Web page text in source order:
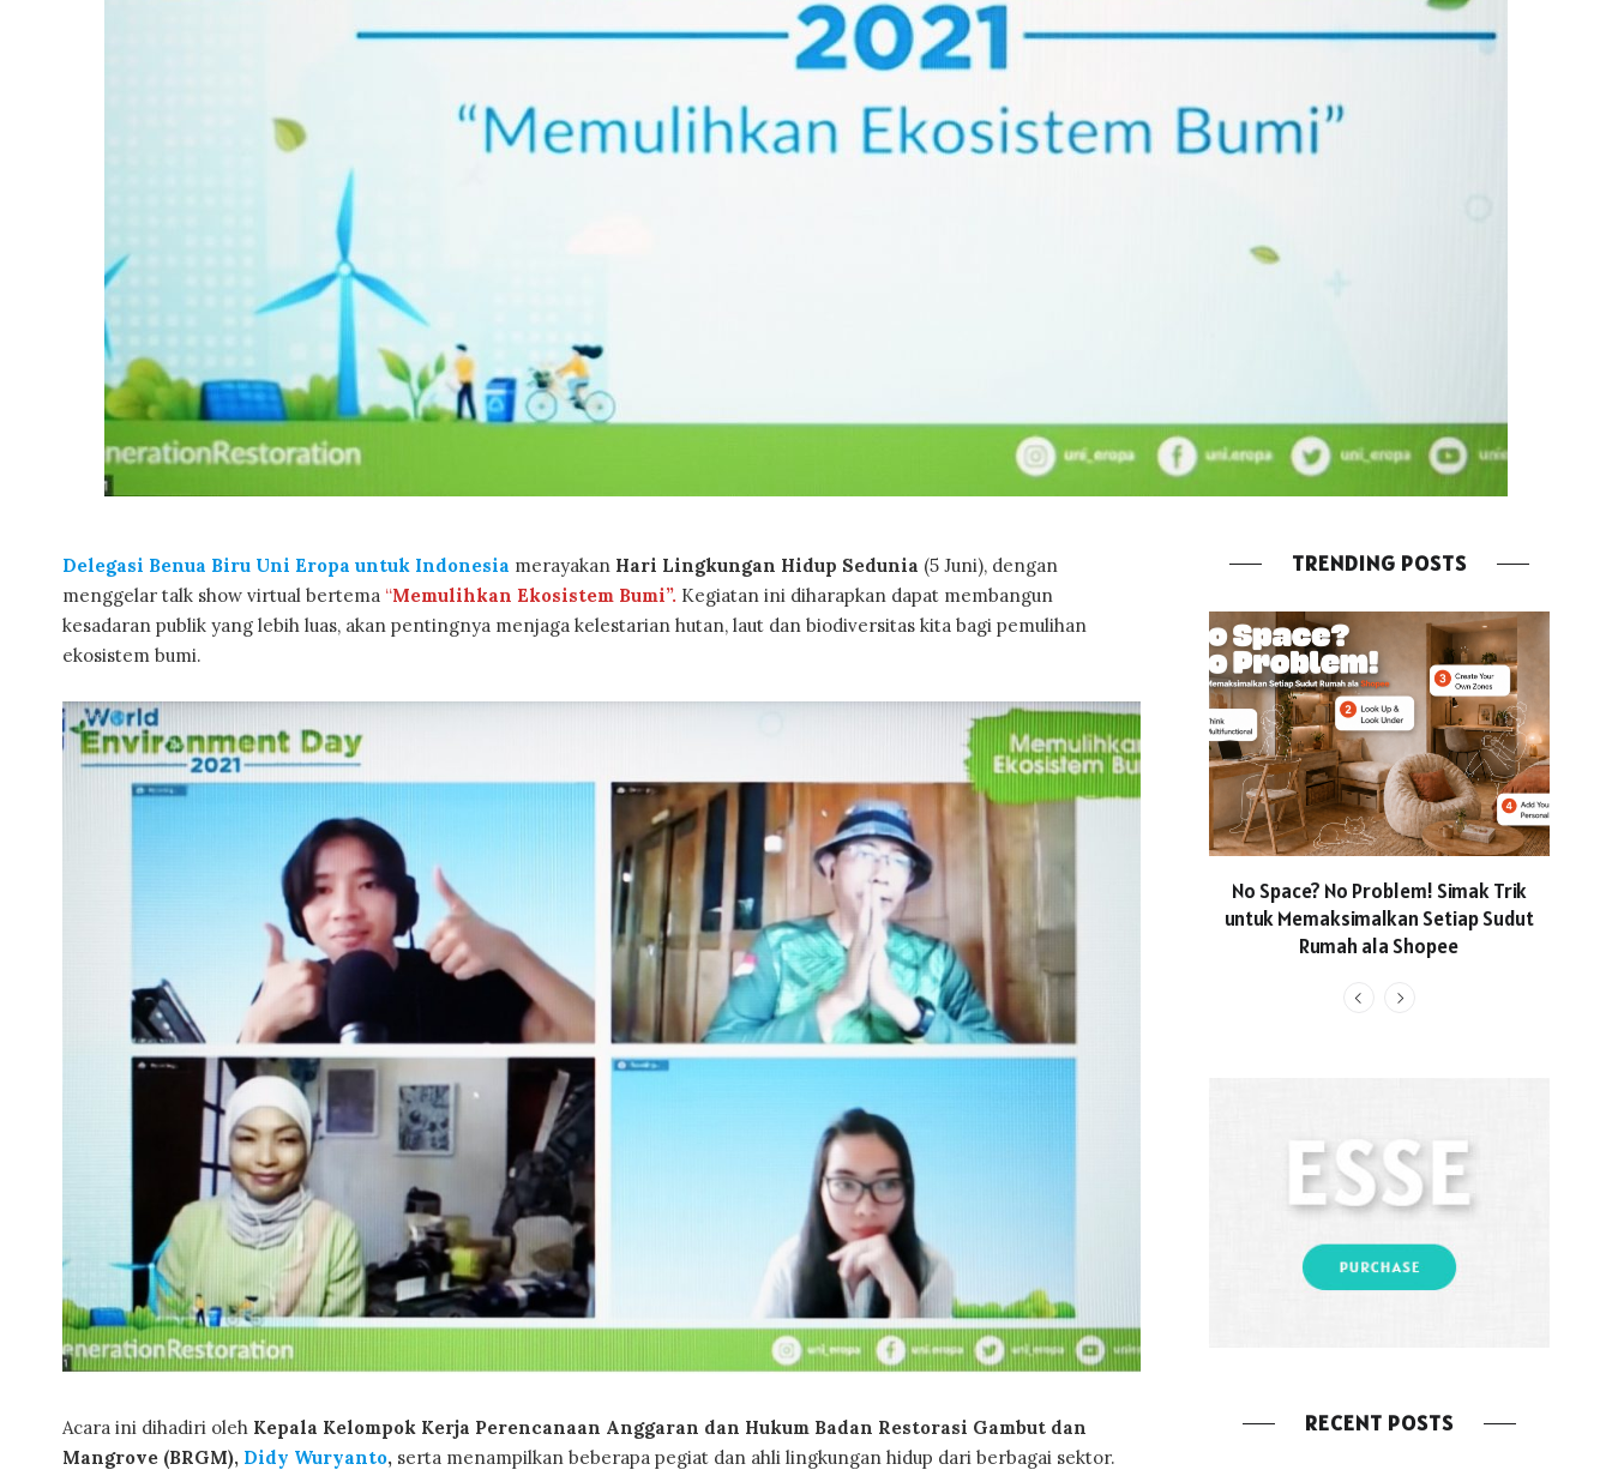
Delegasi Benua Biru Uni Eropa untuk Indonesia merayakan Hari Lingkungan Hidup Sedunia (5 Juni), dengan
menggelar talk show virtual bertema “Memulihkan Ekosistem Bumi”. Kegiatan ini diharapkan dapat membangun
kesadaran publik yang lebih luas, akan pentingnya menjaga kelestarian hutan, laut dan biodiversitas kita bagi pemulihan
ekosistem bumi.
Acara ini dihadiri oleh Kepala Kelompok Kerja Perencanaan Anggaran dan Hukum Badan Restorasi Gambut dan
Mangrove (BRGM), Didy Wuryanto, serta menampilkan beberapa pegiat dan ahli lingkungan hidup dari berbagai sektor.
TRENDING POSTS
No Space? No Problem! Simak Trik
untuk Memaksimalkan Setiap Sudut
Rumah ala Shopee
RECENT POSTS